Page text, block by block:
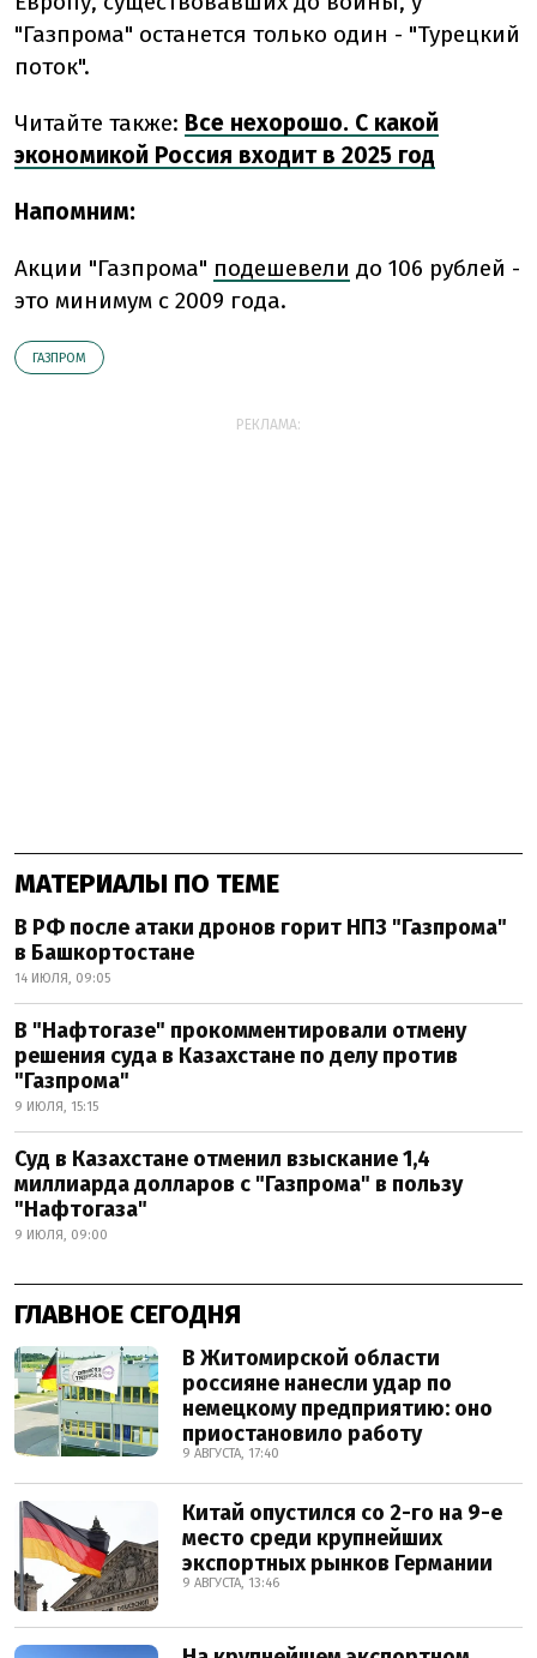
"Газпрома" останется только один - "Турецкий
поток".
Читайте также: Все нехорошо. С какой
экономикой Россия входит в 2025 год
Напомним:
Акции "Газпрома" подешевели до 106 рублей -
это минимум с 2009 года.
ГАЗПРОМ
РЕКЛАМА:
МАТЕРИАЛЫ ПО ТЕМЕ
В РФ после атаки дронов горит НПЗ "Газпрома"
в Башкортостане
14 ИЮЛЯ, 09:05
В "Нафтогазе" прокомментировали отмену
решения суда в Казахстане по делу против
"Газпрома"
9 ИЮЛЯ, 15:15
Суд в Казахстане отменил взыскание 1,4
миллиарда долларов с "Газпрома" в пользу
"Нафтогаза"
9 ИЮЛЯ, 09:00
ГЛАВНОЕ СЕГОДНЯ
В Житомирской области
россияне нанесли удар по
немецкому предприятию: оно
приостановило работу
9 АВГУСТА, 17:40
Китай опустился со 2-го на 9-е
место среди крупнейших
экспортных рынков Германии
9 АВГУСТА, 13:46